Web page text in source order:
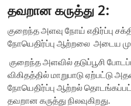
தவறான கருத்து 2:
குறைந்த அளவு நோய் எதிர்ப்பு
நோயெதிர்ப்பு ஆற்றலை அடைய
குறைந்த அளவில் தடுப்பூசி
விகிதத்தில் மாறுபாடு
நோயெதிர்ப்பு ஆற்றல்
தவறான கருத்து நிலவுகிறது.